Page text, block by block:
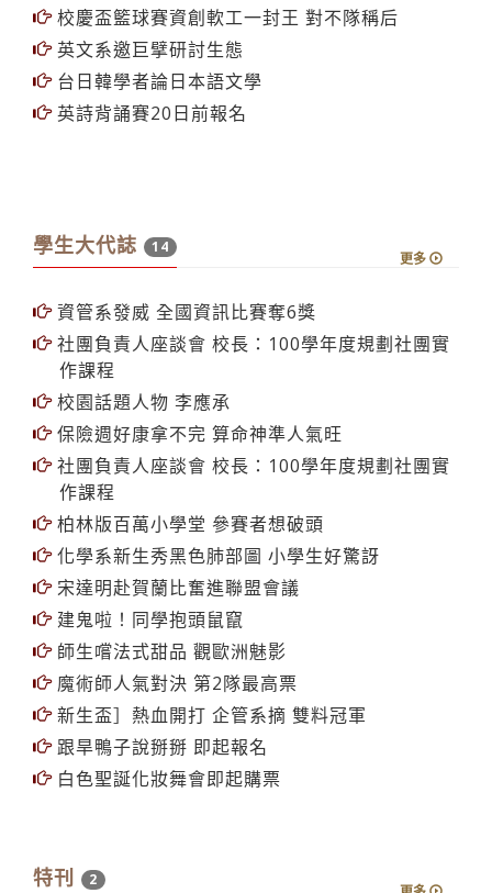
感念熱心承辦觀摩團 馬國華裔頒謝狀
校慶盃籃球賽資創軟工一封王 對不隊稱后
英文系邀巨擘研討生態
台日韓學者論日本語文學
資管系發威 全國資訊比賽奪6獎
社團負責人座談會 校長：100學年度規劃社團實
作課程
校園話題人物 李應承
保險週好康拿不完 算命神準人氣旺
社團負責人座談會 校長：100學年度規劃社團實
作課程
柏林版百萬小學堂 參賽者想破頭
化學系新生秀黑色肺部圖 小學生好驚訝
宋達明赴賀蘭比奮進聯盟會議
建鬼啦！同學抱頭鼠竄
師生嚐法式甜品 觀歐洲魅影
魔術師人氣對決 第2隊最高票
新生盃］熱血開打 企管系摘 雙料冠軍
跟旱鴨子說掰掰 即起報名